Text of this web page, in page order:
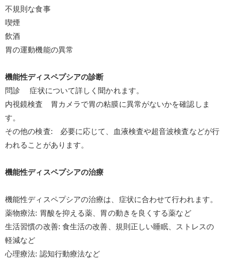
不規則な食事
喫煙
飲酒
胃の運動機能の異常
機能性ディスペプシアの診断
問診 症状について詳しく聞かれます。
内視鏡検査 胃カメラで胃の粘膜に異常がないかを確認しま
す。
その他の検査: 必要に応じて、血液検査や超音波検査などが行
われることがあります。
機能性ディスペプシアの治療
機能性ディスペプシアの治療は、 症状に合わせて行われます。
薬物療法: 胃酸を抑える薬、胃の動きを良くする薬など
生活習慣の改善: 食生活の改善、規則正しい睡眠、ストレスの
軽減など
心理療法: 認知行動療法など